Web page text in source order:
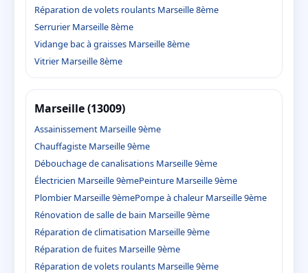
Réparation de volets roulants Marseille 8ème
Serrurier Marseille 8ème
Vidange bac à graisses Marseille 8ème
Vitrier Marseille 8ème
Marseille (13009)
Assainissement Marseille 9ème
Chauffagiste Marseille 9ème
Débouchage de canalisations Marseille 9ème
Électricien Marseille 9èmePeinture Marseille 9ème
Plombier Marseille 9èmePompe à chaleur Marseille 9ème
Rénovation de salle de bain Marseille 9ème
Réparation de climatisation Marseille 9ème
Réparation de fuites Marseille 9ème
Réparation de volets roulants Marseille 9ème